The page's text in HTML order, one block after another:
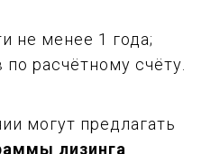
не менее 1 года;
расчётному счёту.
могут предлагать
лизинга